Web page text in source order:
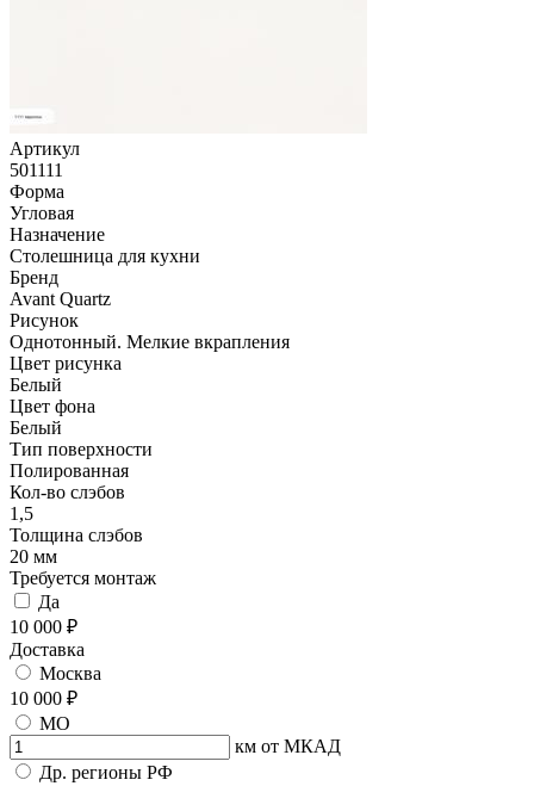
Артикул
501111
Форма
Угловая
Назначение
Столешница для кухни
Бренд
Avant Quartz
Рисунок
Однотонный. Мелкие вкрапления
Цвет рисунка
Белый
Цвет фона
Белый
Тип поверхности
Полированная
Кол-во слэбов
1,5
Толщина слэбов
20 мм
Требуется монтаж
Да
10 000 ₽
Доставка
Москва
10 000 ₽
МО
км от МКАД
Др. регионы РФ